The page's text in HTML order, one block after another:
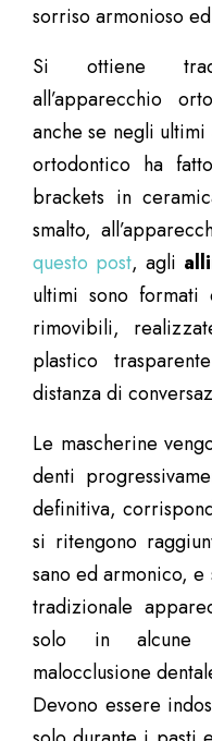
sorriso armonioso
Si ottiene
all’apparecchio
anche se negli
ortodontico ha
brackets in
smalto,
questo post, agli
ultimi sono formati
rimovibili,
plastico
distanza di
Le mascherine
denti
definitiva,
si ritengono
sano ed armonico, e
tradizionale
solo in alcune
malocclusione
Devono essere